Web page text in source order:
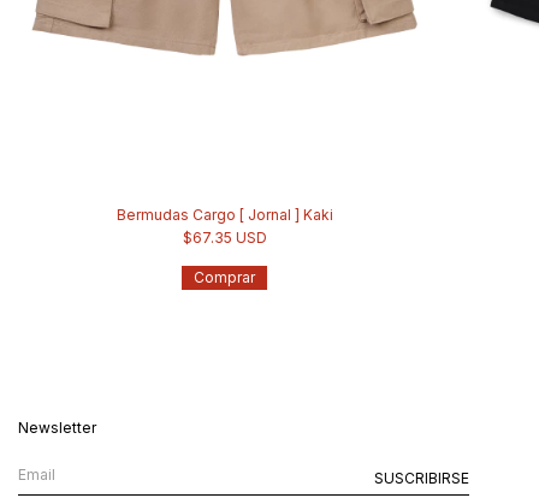
Bermudas Cargo [ Jornal ] Kaki
$67.35 USD
Comprar
Newsletter